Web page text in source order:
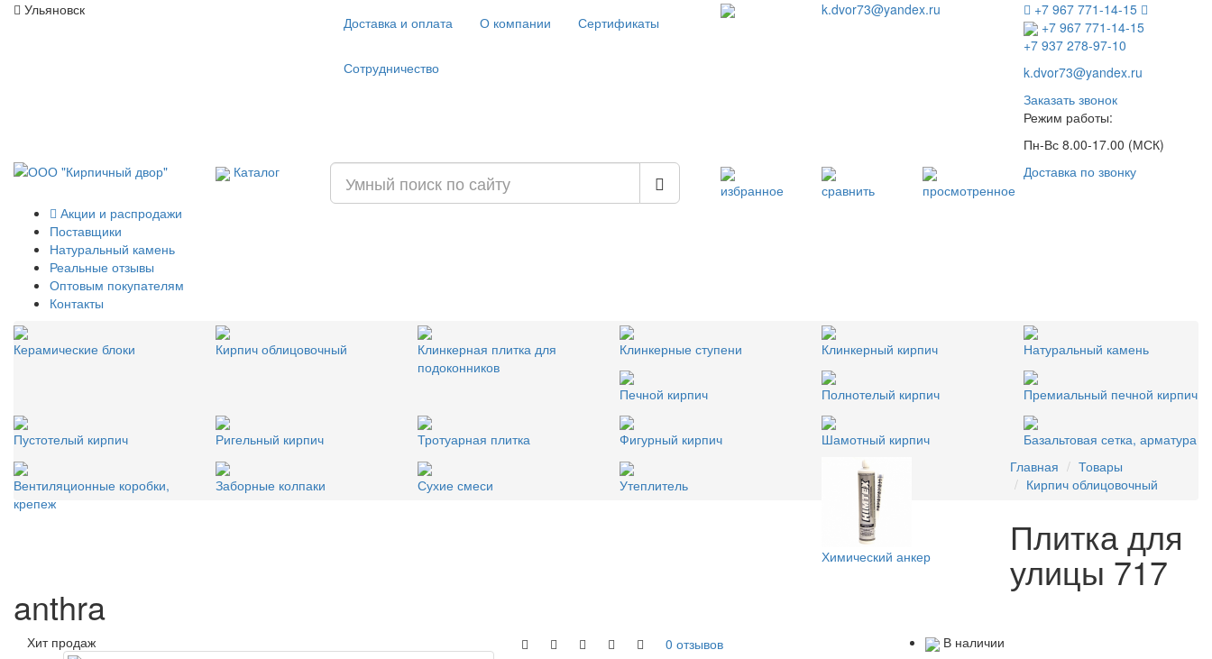
Ульяновск
Доставка и оплата О компании Сертификаты
Сотрудничество
k.dvor73@yandex.ru
+7 967 771-14-15
+7 967 771-14-15
+7 937 278-97-10
k.dvor73@yandex.ru
Заказать звонок
Режим работы:
Пн-Вс 8.00-17.00 (МСК)
Каталог
избранное
сравнить просмотренное
Доставка по звонку
Акции и распродажи
Поставщики
Натуральный камень
Реальные отзывы
Оптовым покупателям
Контакты
Керамические блоки Кирпич облицовочный
Клинкерная плитка для
подоконников
Клинкерные ступени Клинкерный кирпич Натуральный камень
Печной кирпич Полнотелый кирпич Премиальный печной кирпич
Пустотелый кирпич Ригельный кирпич Тротуарная плитка Фигурный кирпич Шамотный кирпич Базальтовая сетка, арматура
Вентиляционные коробки,
крепеж
Заборные колпаки Сухие смеси Утеплитель
Химический анкер
Главная
Товары
Кирпич облицовочный
Плитка для
улицы 717
anthra
Хит продаж
0 отзывов
В наличии